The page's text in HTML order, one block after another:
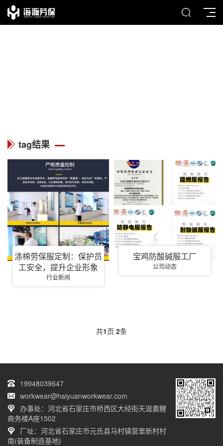
tag结果
涤棉劳保服定制：保护员
工安全，提升企业形象
行业新闻
宝鸡防酸碱服工厂
公司动态
共1页 2条
19948039647
workwear@haiyuanworkwear.com
办事处：河北省石家庄市桥西区大经街天滋嘉鲤
商务楼A座1502
厂址：河北省石家庄市元氏县马村镇营里新村村
南(装备制造基地)